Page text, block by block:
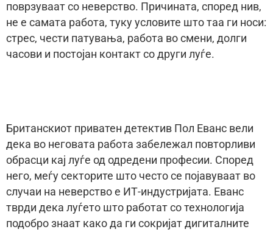
поврзуваат со неверство. Причината, според нив,
не е самата работа, туку условите што таа ги носи:
стрес, чести патувања, работа во смени, долги
часови и постојан контакт со други луѓе.
Британскиот приватен детектив Пол Еванс вели
дека во неговата работа забележал повторливи
обрасци кај луѓе од одредени професии. Според
него, меѓу секторите што често се појавуваат во
случаи на неверство е ИТ-индустријата. Еванс
тврди дека луѓето што работат со технологија
подобро знаат како да ги сокријат дигиталните